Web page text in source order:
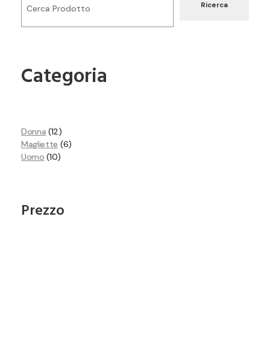
Ricerca
Categoria
Donna 12
Magliette 6
Uomo 10
Prezzo